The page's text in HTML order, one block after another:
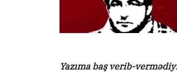
Yazıma baş verib-